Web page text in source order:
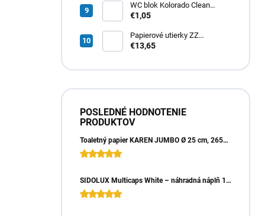
WC blok Kolorado Clean
Aroma Exotické Kvety 40g
€1,05
Papierové utierky ZZ
zelené (4000ks) 1vrst.
€13,65
POSLEDNÉ HODNOTENIE
PRODUKTOV
Toaletný papier KAREN JUMBO Ø 25 cm, 265m, 2vrst. (6ks)
SIDOLUX Multicaps White – náhradná náplň 10ks